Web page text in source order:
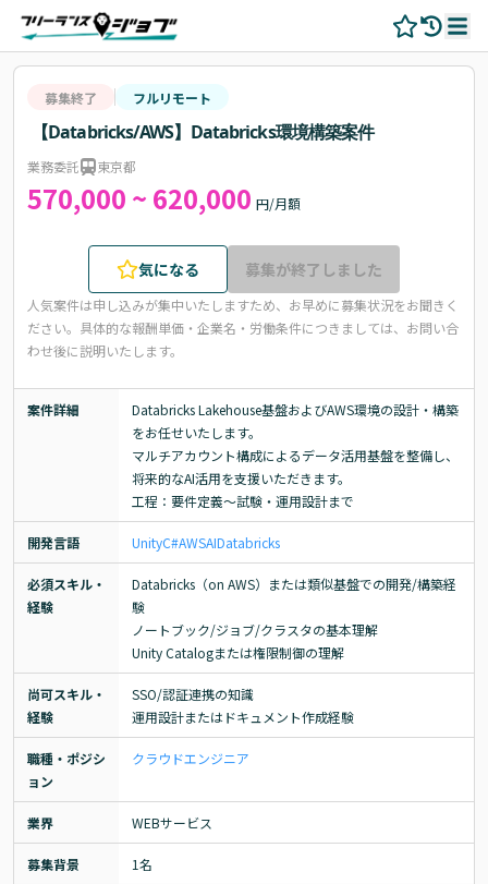
募集終了 フルリモート
【Databricks/AWS】Databricks環境構築案件
業務委託 東京都
570,000 ~ 620,000 円/月額
気になる 募集が終了しました
人気案件は申し込みが集中いたしますため、お早めに募集状況をお聞きく
ださい。 具体的な報酬単価・企業名・労働条件につきましては、お問い合
わせ後に説明いたします。
案件詳細
Databricks Lakehouse基盤およびAWS環境の設計・構築
をお任せいたします。
マルチアカウント構成によるデータ活用基盤を整備し、
将来的なAI活用を支援いただきます。
工程：要件定義～試験・運用設計まで
開発言語 UnityC#AWSAIDatabricks
必須スキル・
経験
Databricks（on AWS）または類似基盤での開発/構築経
験
ノートブック/ジョブ/クラスタの基本理解
Unity Catalogまたは権限制御の理解
尚可スキル・
経験
SSO/認証連携の知識
運用設計またはドキュメント作成経験
職種・ポジシ
ョン
クラウドエンジニア
業界 WEBサービス
募集背景 1名